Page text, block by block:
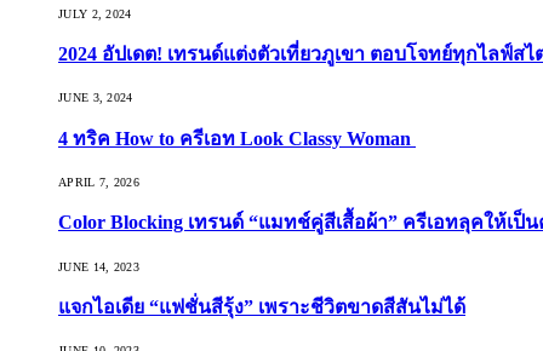
JULY 2, 2024
2024 อัปเดต! เทรนด์แต่งตัวเที่ยวภูเขา ตอบโจทย์ทุกไลฟ์สไ
JUNE 3, 2024
4 ทริค How to ครีเอท Look Classy Woman
APRIL 7, 2026
Color Blocking เทรนด์ “แมทช์คู่สีเสื้อผ้า” ครีเอทลุคให้เป็น
JUNE 14, 2023
แจกไอเดีย “แฟชั่นสีรุ้ง” เพราะชีวิตขาดสีสันไม่ได้